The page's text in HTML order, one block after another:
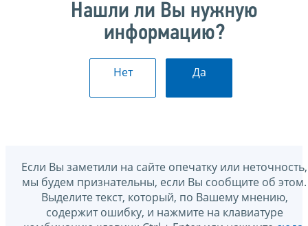
Нашли ли Вы нужную
информацию?
Нет Да
Если Вы заметили на сайте опечатку или неточность,
мы будем признательны, если Вы сообщите об этом.
Выделите текст, который, по Вашему мнению,
содержит ошибку, и нажмите на клавиатуре